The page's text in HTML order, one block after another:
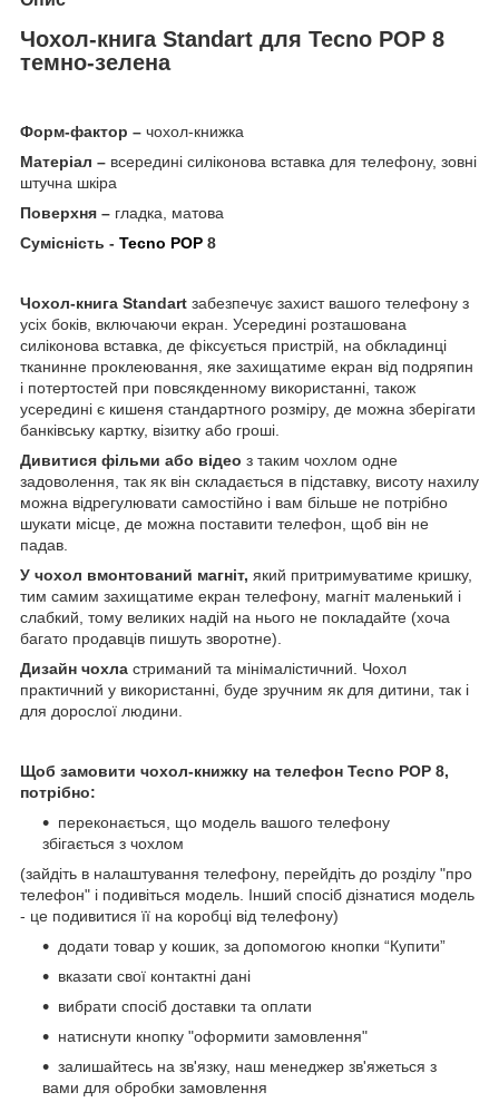
Чохол-книга Standart для Tecno POP 8
темно-зелена
Форм-фактор – чохол-книжка
Матеріал – всередині силіконова вставка для телефону, зовні
штучна шкіра
Поверхня – гладка, матова
Сумісність - Tecno POP 8
Чохол-книга Standart забезпечує захист вашого телефону з
усіх боків, включаючи екран. Усередині розташована
силіконова вставка, де фіксується пристрій, на обкладинці
тканинне проклеювання, яке захищатиме екран від подряпин
і потертостей при повсякденному використанні, також
усередині є кишеня стандартного розміру, де можна зберігати
банківську картку, візитку або гроші.
Дивитися фільми або відео з таким чохлом одне
задоволення, так як він складається в підставку, висоту нахилу
можна відрегулювати самостійно і вам більше не потрібно
шукати місце, де можна поставити телефон, щоб він не
падав.
У чохол вмонтований магніт, який притримуватиме кришку,
тим самим захищатиме екран телефону, магніт маленький і
слабкий, тому великих надій на нього не покладайте (хоча
багато продавців пишуть зворотне).
Дизайн чохла стриманий та мінімалістичний. Чохол
практичний у використанні, буде зручним як для дитини, так і
для дорослої людини.
Щоб замовити чохол-книжку на телефон Tecno POP 8,
потрібно:
переконається, що модель вашого телефону
збігається з чохлом
(зайдіть в налаштування телефону, перейдіть до розділу "про
телефон" і подивіться модель. Інший спосіб дізнатися модель
- це подивитися її на коробці від телефону)
додати товар у кошик, за допомогою кнопки “Купити”
вказати свої контактні дані
вибрати спосіб доставки та оплати
натиснути кнопку "оформити замовлення"
залишайтесь на зв'язку, наш менеджер зв'яжеться з
вами для обробки замовлення